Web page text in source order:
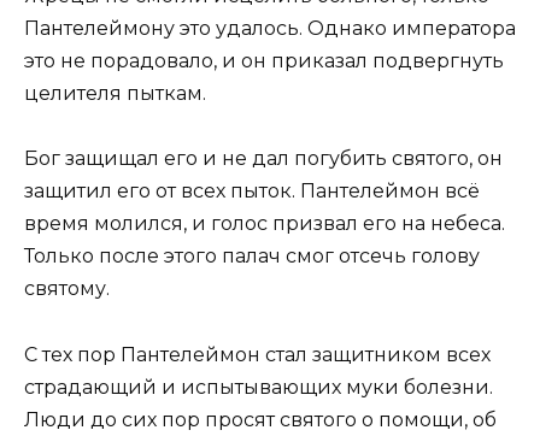
Пантелеймону это удалось. Однако императора
это не порадовало, и он приказал подвергнуть
целителя пыткам.
Бог защищал его и не дал погубить святого, он
защитил его от всех пыток. Пантелеймон всё
время молился, и голос призвал его на небеса.
Только после этого палач смог отсечь голову
святому.
С тех пор Пантелеймон стал защитником всех
страдающий и испытывающих муки болезни.
Люди до сих пор просят святого о помощи, об